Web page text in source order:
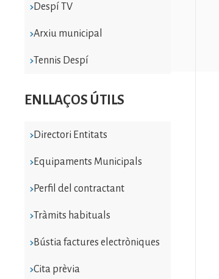
Despí TV
Arxiu municipal
Tennis Despí
ENLLAÇOS ÚTILS
Directori Entitats
Equipaments Municipals
Perfil del contractant
Tràmits habituals
Bústia factures electròniques
Cita prèvia